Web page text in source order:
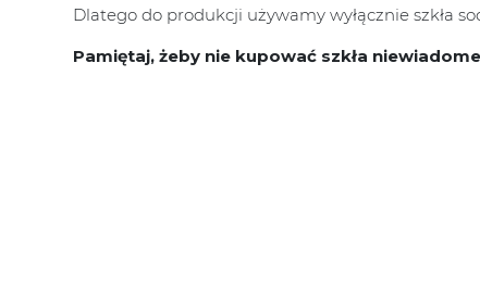
Dlatego do produkcji używamy wyłącznie szkła
Pamiętaj, żeby nie kupować szkła